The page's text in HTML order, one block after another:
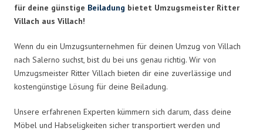
für deine günstige Beiladung bietet Umzugsmeister Ritter
Villach aus Villach!
Wenn du ein Umzugsunternehmen für deinen Umzug von Villach
nach Salerno suchst, bist du bei uns genau richtig. Wir von
Umzugsmeister Ritter Villach bieten dir eine zuverlässige und
kostengünstige Lösung für deine Beiladung.
Unsere erfahrenen Experten kümmern sich darum, dass deine
Möbel und Habseligkeiten sicher transportiert werden und